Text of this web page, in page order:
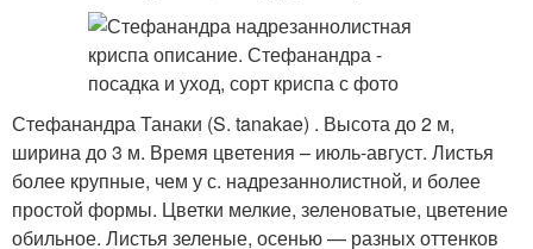
Стефанандра Танаки (S. tanakae) . Высота до 2 м,
ширина до 3 м. Время цветения – июль-август. Листья
более крупные, чем у с. надрезаннолистной, и более
простой формы. Цветки мелкие, зеленоватые, цветение
обильное. Листья зеленые, осенью — разных оттенков